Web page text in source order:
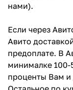
нами).
Если через
Авито
предоплате. В
минималке 100-
проценты Вам и